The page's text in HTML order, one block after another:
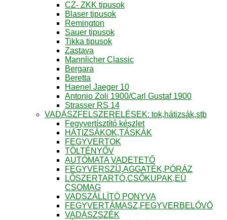
CZ- ZKK tipusok
Blaser tipusok
Remington
Sauer tipusok
Tikka tipusok
Zastava
Mannlicher Classic
Bergara
Beretta
Haenel Jaeger 10
Antonio Zoli 1900/Carl Gustaf 1900
Strasser RS 14
VADÁSZFELSZERELÉSEK: tok,hátizsák,stb
Fegyvertísztító készlet
HÁTIZSÁKOK,TÁSKÁK
FEGYVERTOK
TÖLTÉNYŐV
AUTÓMATA VADETETŐ
FEGYVERSZÍJ,AGGATÉK,PÓRÁZ
LŐSZERTARTÓ,CSŐKUPAK,EÜ
CSOMAG
VADSZÁLLÍTÓ PONYVA
FEGYVERTÁMASZ,FEGYVERBELŐVŐ
VADÁSZSZÉK